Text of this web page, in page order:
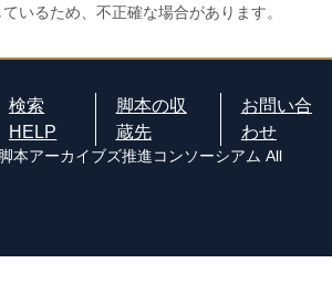
ているため、不正確な場合があります。
検索
HELP
脚本の収
蔵先
お問い合
わせ
本アーカイブズ推進コンソーシアム All